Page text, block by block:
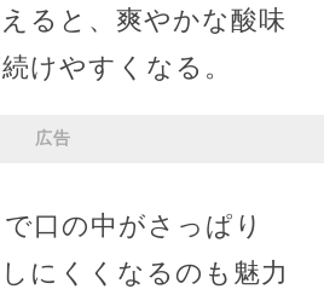
ると、爽やかな酸味
けやすくなる。
広告
口の中がさっぱり
にくくなるのも魅力